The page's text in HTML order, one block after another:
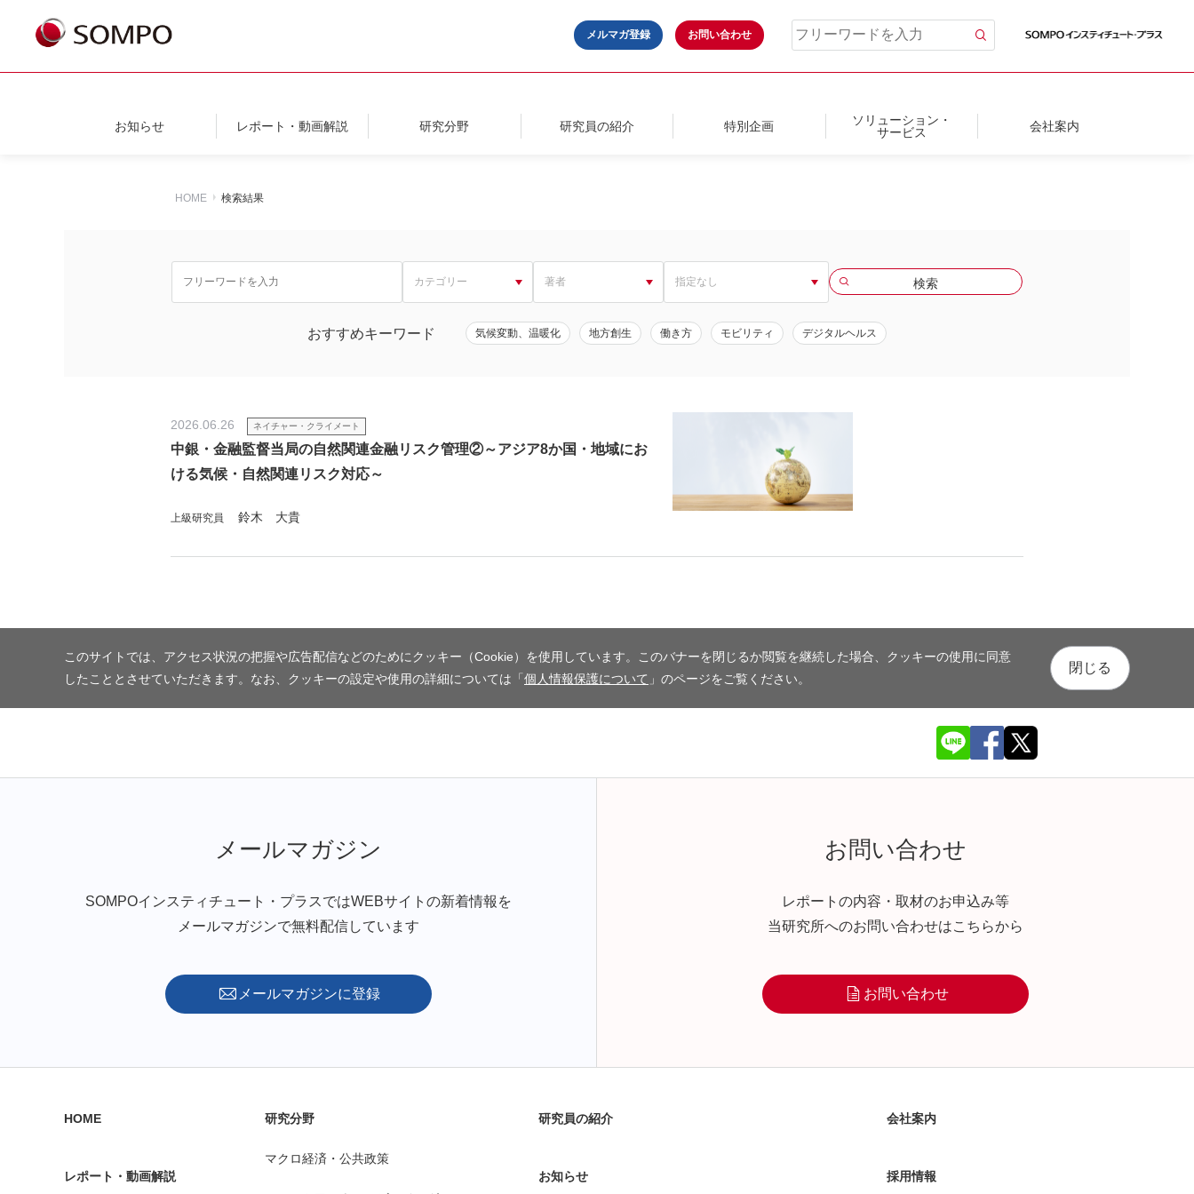
メルマガ登録 お問い合わせ
お知らせ レポート・動画解説 研究分野 研究員の紹介 特別企画
ソリューション・
サービス
会社案内
HOME 検索結果
おすすめキーワード 気候変動、温暖化 地方創生 働き方 モビリティ デジタルヘルス
2026.06.26 ネイチャー・クライメート
中銀・金融監督当局の自然関連金融リスク管理②～アジア8か国・地域にお
ける気候・自然関連リスク対応～
上級研究員 鈴木 大貴
このサイトでは、アクセス状況の把握や広告配信などのためにクッキー（Cookie）を使用しています。このバナーを閉じるか閲覧を継続した場合、クッキーの使用に同意
したこととさせていただきます。なお、クッキーの設定や使用の詳細については「個人情報保護について 」のページをご覧ください。
閉じる
メールマガジン
SOMPOインスティチュート・プラスではWEBサイトの新着情報を
メールマガジンで無料配信しています
メールマガジンに登録
お問い合わせ
レポートの内容・取材のお申込み等
当研究所へのお問い合わせはこちらから
お問い合わせ
HOME
レポート・動画解説
研究分野
マクロ経済・公共政策
研究員の紹介
お知らせ
会社案内
採用情報